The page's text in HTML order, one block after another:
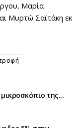
Μαρία
Μυρτώ Σαϊτάκη εκ
της...